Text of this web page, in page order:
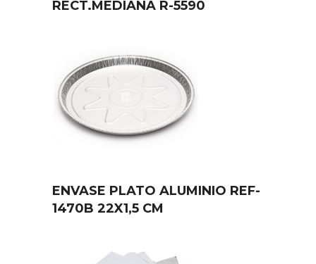
RECT.MEDIANA R-5590
ENVASE PLATO ALUMINIO REF-
1470B 22X1,5 CM